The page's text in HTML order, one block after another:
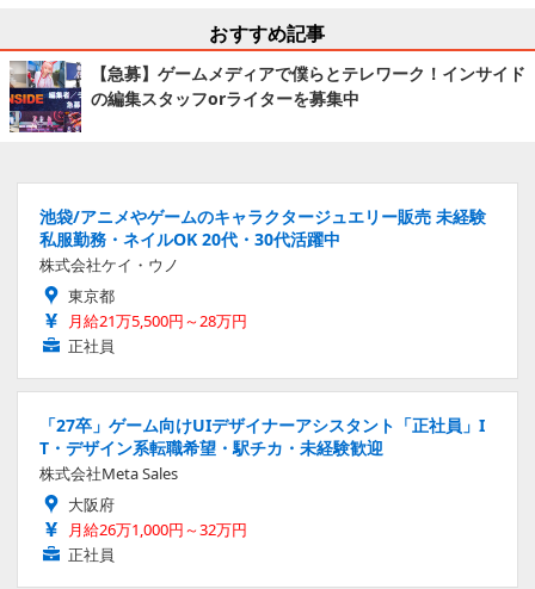
おすすめ記事
【急募】ゲームメディアで僕らとテレワーク！インサイド
の編集スタッフorライターを募集中
池袋/アニメやゲームのキャラクタージュエリー販売 未経験
私服勤務・ネイルOK 20代・30代活躍中
株式会社ケイ・ウノ
東京都
月給21万5,500円～28万円
正社員
「27卒」ゲーム向けUIデザイナーアシスタント「正社員」I
T・デザイン系転職希望・駅チカ・未経験歓迎
株式会社Meta Sales
大阪府
月給26万1,000円～32万円
正社員